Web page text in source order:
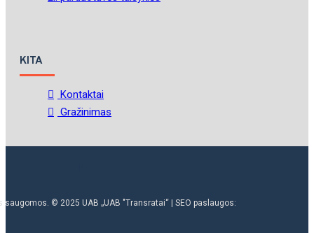
KITA
Kontaktai
Gražinimas
saugomos. © 2025 UAB „UAB "Transratai“ | SEO paslaugos: